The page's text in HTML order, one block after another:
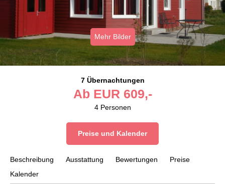
Mehr Bilder
7 Übernachtungen
Ab EUR 609,-
4 Personen
Preise und Kalender
Beschreibung Ausstattung Bewertungen
Preise
Kalender